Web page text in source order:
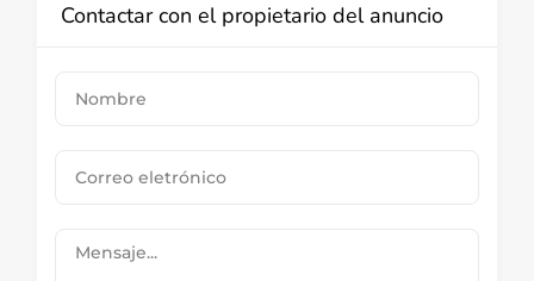
Contactar con el propietario del anuncio